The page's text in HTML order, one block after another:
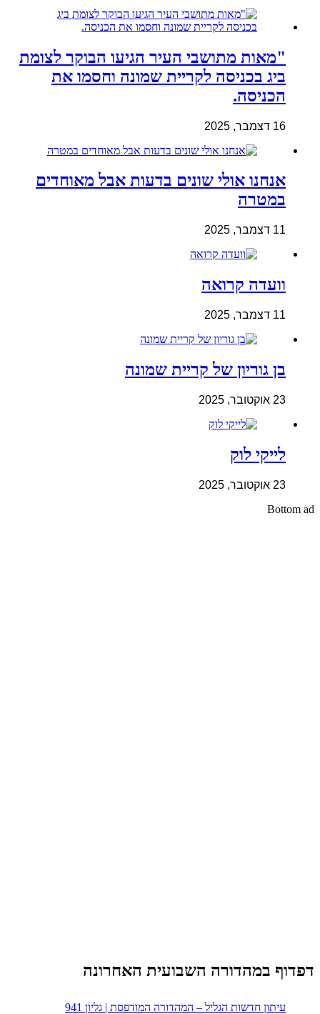
"מאות מתושבי העיר הגיעו הבוקר לצומת
ביג בכניסה לקריית שמונה וחסמו את
הכניסה.
16 דצמבר, 2025
אנחנו אולי שונים בדעות אבל מאוחדים
במטרה
11 דצמבר, 2025
וועדה קרואה
11 דצמבר, 2025
בן גוריון של קריית שמונה
23 אוקטובר, 2025
לייקי לוק
23 אוקטובר, 2025
Bottom ad
דפדוף במהדורה השבועית האחרונה
עיתון חדשות הגליל – המהדורה המודפסת | גליון 941